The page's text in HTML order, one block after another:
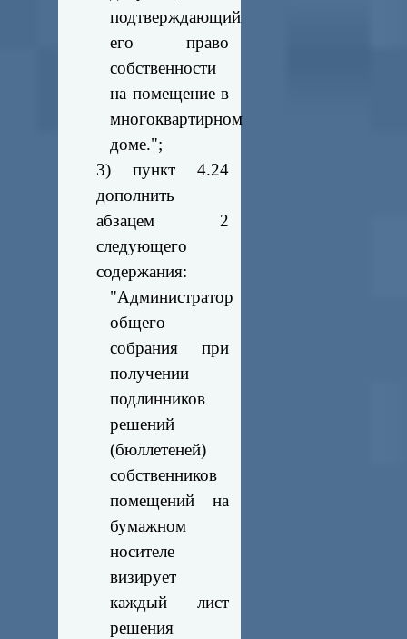
подтверждающий
его право
собственности
на помещение в
многоквартирном
доме.";
3) пункт 4.24
дополнить
абзацем 2
следующего
содержания:
"Администратор
общего
собрания при
получении
подлинников
решений
(бюллетеней)
собственников
помещений на
бумажном
носителе
визирует
каждый лист
решения